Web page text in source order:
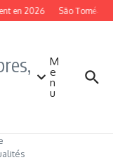
en 2026 São
M
e
n
u